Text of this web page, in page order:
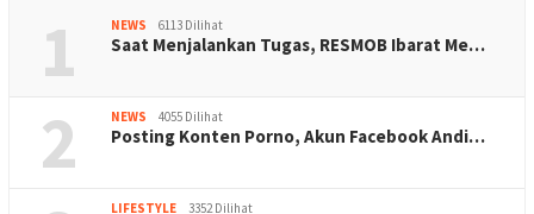
1 NEWS 6113 Dilihat
Saat Menjalankan Tugas, RESMOB Ibarat Me…
2 NEWS 4055 Dilihat
Posting Konten Porno, Akun Facebook Andi…
LIFESTYLE 3352 Dilihat